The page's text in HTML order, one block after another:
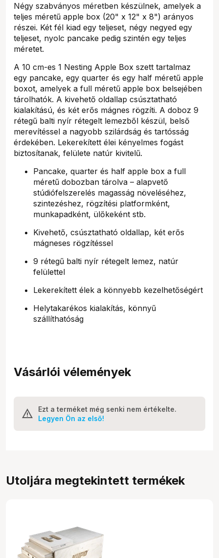
Négy szabványos méretben készülnek, amelyek a
teljes méretű apple box (20" x 12" x 8") arányos
részei. Két fél kiad egy teljeset, négy negyed egy
teljeset, nyolc pancake pedig szintén egy teljes
méretet.
A 10 cm-es 1 Nesting Apple Box szett tartalmaz
egy pancake, egy quarter és egy half méretű apple
boxot, amelyek a full méretű apple box belsejében
tárolhatók. A kivehető oldallap csúsztatható
kialakítású, és két erős mágnes rögzíti. A doboz 9
rétegű balti nyír rétegelt lemezből készül, belső
merevítéssel a nagyobb szilárdság és tartósság
érdekében. Lekerekített élei kényelmes fogást
biztosítanak, felülete natúr kivitelű.
Pancake, quarter és half apple box a full
méretű dobozban tárolva – alapvető
stúdiófelszerelés magasság növeléséhez,
szintezéshez, rögzítési platformként,
munkapadként, ülőkeként stb.
Kivehető, csúsztatható oldallap, két erős
mágneses rögzítéssel
9 rétegű balti nyír rétegelt lemez, natúr
felülettel
Lekerekített élek a könnyebb kezelhetőségért
Helytakarékos kialakítás, könnyű
szállíthatóság
Vásárlói vélemények
Ezt a terméket még senki nem értékelte.
Legyen Ön az első!
Utoljára megtekintett termékek